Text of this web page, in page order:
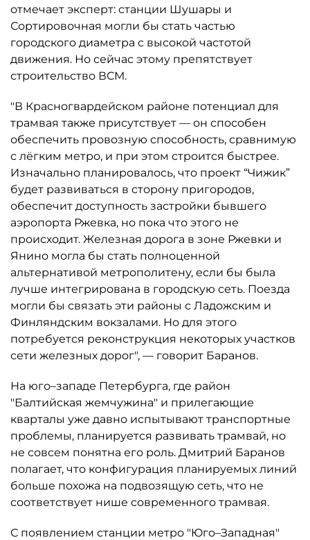
отмечает эксперт: станции Шушары и
Сортировочная могли бы стать частью
городского диаметра с высокой частотой
движения. Но сейчас этому препятствует
строительство ВСМ.
"В Красногвардейском районе потенциал для
трамвая также присутствует — он способен
обеспечить провозную способность, сравнимую
с лёгким метро, и при этом строится быстрее.
Изначально планировалось, что проект “Чижик”
будет развиваться в сторону пригородов,
обеспечит доступность застройки бывшего
аэропорта Ржевка, но пока что этого не
происходит. Железная дорога в зоне Ржевки и
Янино могла бы стать полноценной
альтернативой метрополитену, если бы была
лучше интегрирована в городскую сеть. Поезда
могли бы связать эти районы с Ладожским и
Финляндским вокзалами. Но для этого
потребуется реконструкция некоторых участков
сети железных дорог", — говорит Баранов.
На юго–западе Петербурга, где район
"Балтийская жемчужина" и прилегающие
кварталы уже давно испытывают транспортные
проблемы, планируется развивать трамвай, но
не совсем понятна его роль. Дмитрий Баранов
полагает, что конфигурация планируемых линий
больше похожа на подвозящую сеть, что не
соответствует нише современного трамвая.
С появлением станции метро "Юго–Западная"